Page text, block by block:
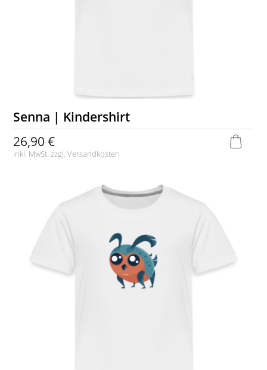
Senna | Kindershirt
26,90 €
inkl. MwSt. zzgl.Versandkosten